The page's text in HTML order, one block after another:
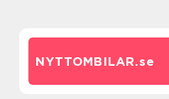
NYTTOMBILAR.se